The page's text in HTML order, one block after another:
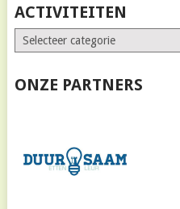
ACTIVITEITEN
ONZE PARTNERS